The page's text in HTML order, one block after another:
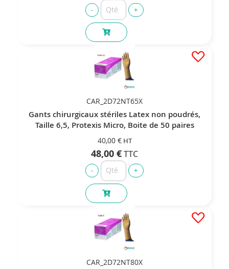
CAR_2D72NT65X
Gants chirurgicaux stériles Latex non poudrés,
Taille 6,5, Protexis Micro, Boite de 50 paires
40,00 €
48,00 €
CAR_2D72NT80X